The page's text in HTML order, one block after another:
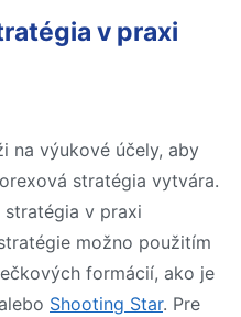
v praxi
na výukové účely, aby
stratégia vytvára.
stratégia v praxi
možno použitím
formácií, ako je
alebo Shooting Star. Pre